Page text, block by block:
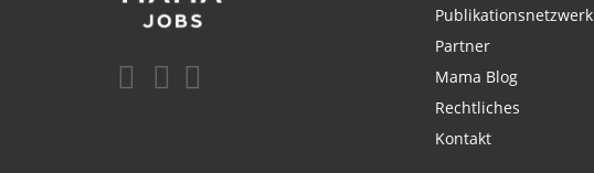
Publikationsnetzwerk
Partner
Mama Blog
Rechtliches
Kontakt